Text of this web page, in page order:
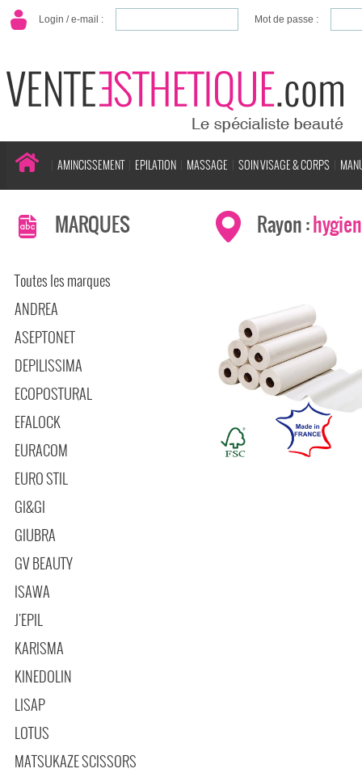
Login / e-mail : Mot de passe :
AMINCISSEMENT EPILATION MASSAGE SOIN VISAGE & CORPS
MARQUES
Toutes les marques
ANDREA
ASEPTONET
DEPILISSIMA
ECOPOSTURAL
EFALOCK
EURACOM
EURO STIL
GI&GI
GIUBRA
GV BEAUTY
ISAWA
J'EPIL
KARISMA
KINEDOLIN
LISAP
LOTUS
MATSUKAZE SCISSORS
Rayon :